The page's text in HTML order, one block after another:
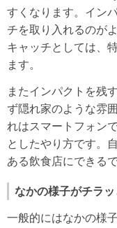
すくなります。イン
チを取り入れるのが
キャッチとしては、
ます。
またインパクトを残
ず隠れ家のような雰
れはスマートフォン
としたやり方です。
ある飲食店にできる
なかの様子がチラ
一般的にはなかの様